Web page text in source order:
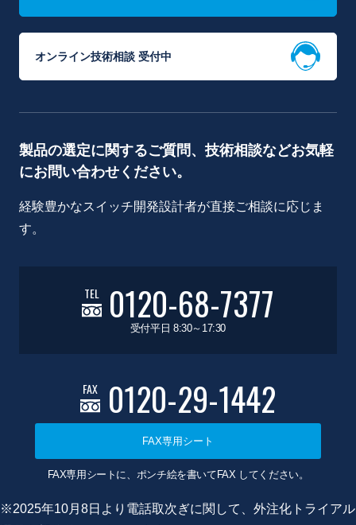
オンライン技術相談 受付中
製品の選定に関するご質問、技術相談などお気軽
にお問い合わせください。
経験豊かなスイッチ開発設計者が直接ご相談に応じま
す。
TEL 0120-68-7377
受付平日 8:30～17:30
FAX 0120-29-1442
FAX専用シート
FAX専用シートに、ポンチ絵を書いてFAX してください。
※2025年10月8日より電話取次ぎに関して、外注化トライアル